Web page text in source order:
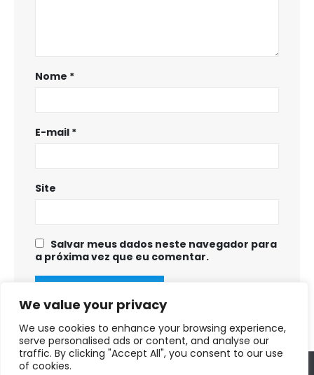
We value your privacy
We use cookies to enhance your browsing experience,
serve personalised ads or content, and analyse our
traffic. By clicking "Accept All", you consent to our use
of cookies.
Nome *
E-mail *
Site
Salvar meus dados neste navegador para
a próxima vez que eu comentar.
Copyright © 2025 - 2028. Prefeitura Municipal de Fortuna de Minas